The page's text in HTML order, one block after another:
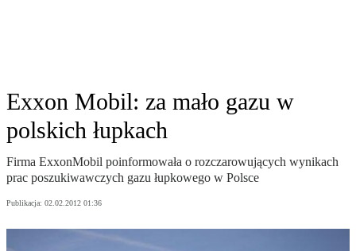
Exxon Mobil: za mało gazu w
polskich łupkach
Firma ExxonMobil poinformowała o rozczarowujących wynikach
prac poszukiwawczych gazu łupkowego w Polsce
Publikacja: 02.02.2012 01:36